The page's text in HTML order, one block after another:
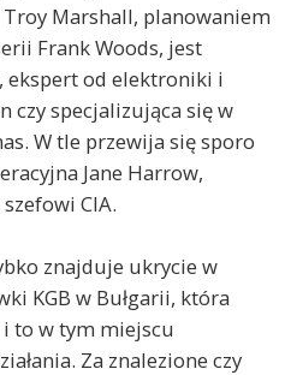
Marshall, planowaniem
Frank Woods, jest
ekspert od elektroniki i
czy specjalizująca się w
W tle przewija się sporo
Jane Harrow,
CIA.
znajduje ukrycie w
KGB w Bułgarii, która
i to w tym miejscu
Za znalezione czy